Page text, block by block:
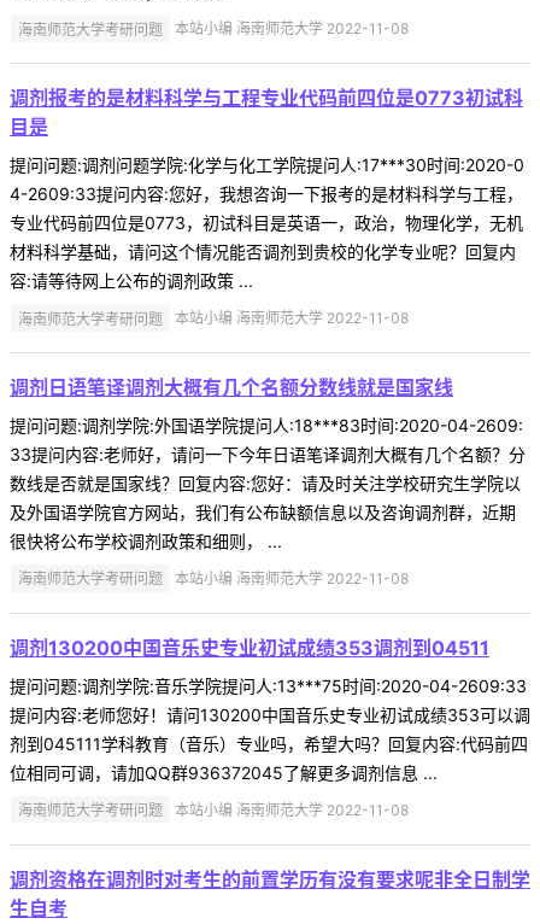
海南师范大学考研问题 本站小编 海南师范大学 2022-11-08
调剂报考的是材料科学与工程专业代码前四位是0773初试科
目是
提问问题:调剂问题学院:化学与化工学院提问人:17***30时间:2020-0
4-2609:33提问内容:您好，我想咨询一下报考的是材料科学与工程，
专业代码前四位是0773，初试科目是英语一，政治，物理化学，无机
材料科学基础，请问这个情况能否调剂到贵校的化学专业呢？回复内
容:请等待网上公布的调剂政策 ...
海南师范大学考研问题 本站小编 海南师范大学 2022-11-08
调剂日语笔译调剂大概有几个名额分数线就是国家线
提问问题:调剂学院:外国语学院提问人:18***83时间:2020-04-2609:
33提问内容:老师好，请问一下今年日语笔译调剂大概有几个名额？分
数线是否就是国家线？回复内容:您好：请及时关注学校研究生学院以
及外国语学院官方网站，我们有公布缺额信息以及咨询调剂群，近期
很快将公布学校调剂政策和细则， ...
海南师范大学考研问题 本站小编 海南师范大学 2022-11-08
调剂130200中国音乐史专业初试成绩353调剂到04511
提问问题:调剂学院:音乐学院提问人:13***75时间:2020-04-2609:33
提问内容:老师您好！请问130200中国音乐史专业初试成绩353可以调
剂到045111学科教育（音乐）专业吗，希望大吗？回复内容:代码前四
位相同可调，请加QQ群936372045了解更多调剂信息 ...
海南师范大学考研问题 本站小编 海南师范大学 2022-11-08
调剂资格在调剂时对考生的前置学历有没有要求呢非全日制学
生自考